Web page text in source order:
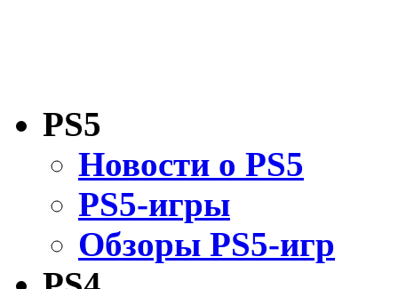
PS5
Новости о PS5
PS5-игры
Обзоры PS5-игр